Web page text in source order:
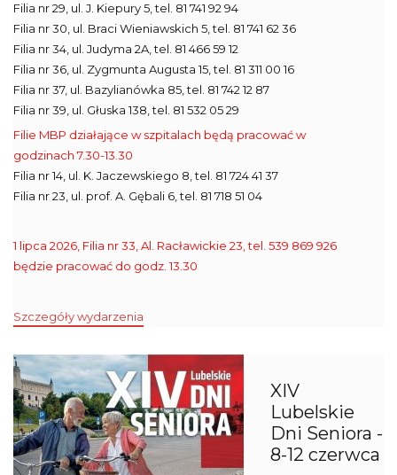
Filia nr 29, ul. J. Kiepury 5, tel. 81 741 92 94
Filia nr 30, ul. Braci Wieniawskich 5, tel. 81 741 62 36
Filia nr 34, ul. Judyma 2A, tel. 81 466 59 12
Filia nr 36, ul. Zygmunta Augusta 15, tel. 81 311 00 16
Filia nr 37, ul. Bazylianówka 85, tel. 81 742 12 87
Filia nr 39, ul. Głuska 138, tel. 81 532 05 29
Filie MBP działające w szpitalach będą pracować w
godzinach 7.30-13.30
Filia nr 14, ul. K. Jaczewskiego 8, tel. 81 724 41 37
Filia nr 23, ul. prof. A. Gębali 6, tel. 81 718 51 04
1 lipca 2026, Filia nr 33, Al. Racławickie 23, tel. 539 869 926
będzie pracować do godz. 13.30
Szczegóły wydarzenia
XIV
Lubelskie
Dni Seniora -
8-12 czerwca